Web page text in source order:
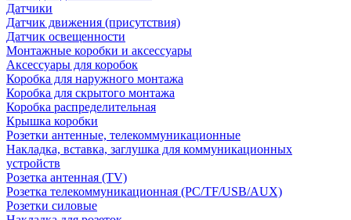
Датчики
Датчик движения (присутствия)
Датчик освещенности
Монтажные коробки и аксессуары
Аксессуары для коробок
Коробка для наружного монтажа
Коробка для скрытого монтажа
Коробка распределительная
Крышка коробки
Розетки антенные, телекоммуникационные
Накладка, вставка, заглушка для коммуникационных
устройств
Розетка антенная (TV)
Розетка телекоммуникационная (PC/TF/USB/AUX)
Розетки силовые